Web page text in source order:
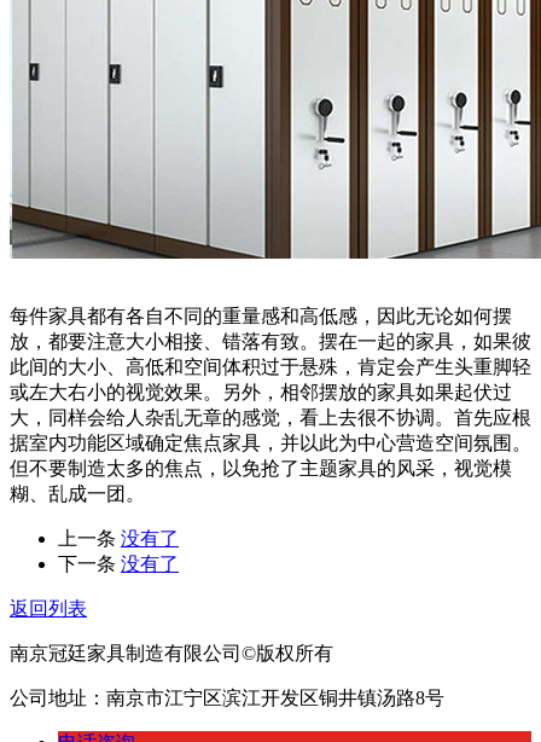
每件家具都有各自不同的重量感和高低感，因此无论如何摆
放，都要注意大小相接、错落有致。摆在一起的家具，如果彼
此间的大小、高低和空间体积过于悬殊，肯定会产生头重脚轻
或左大右小的视觉效果。另外，相邻摆放的家具如果起伏过
大，同样会给人杂乱无章的感觉，看上去很不协调。首先应根
据室内功能区域确定焦点家具，并以此为中心营造空间氛围。
但不要制造太多的焦点，以免抢了主题家具的风采，视觉模
糊、乱成一团。
上一条 没有了
下一条 没有了
返回列表
南京冠廷家具制造有限公司©版权所有
公司地址：南京市江宁区滨江开发区铜井镇汤路8号